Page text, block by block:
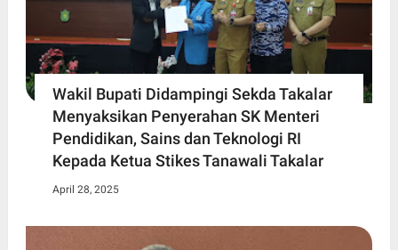
Wakil Bupati Didampingi Sekda Takalar
Menyaksikan Penyerahan SK Menteri
Pendidikan, Sains dan Teknologi RI
Kepada Ketua Stikes Tanawali Takalar
April 28, 2025